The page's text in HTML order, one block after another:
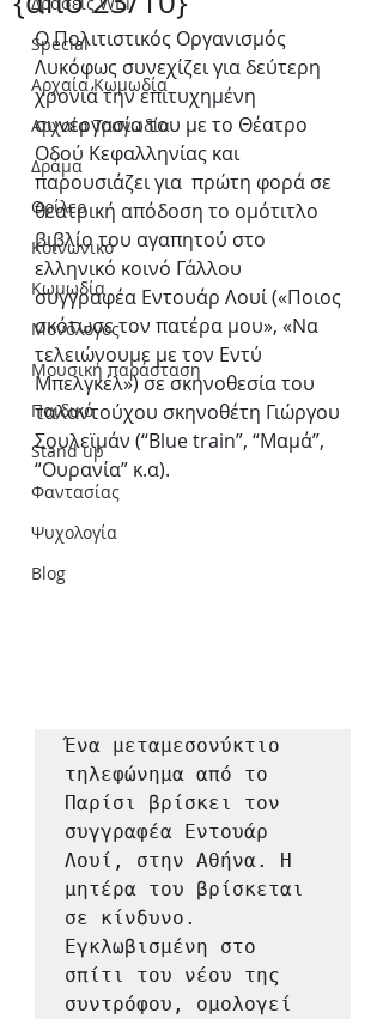
Special
Αρχαία Κωμωδία
Αρχαία Τραγωδία
Δράμα
Θρίλερ
Κοινωνικό
Κωμωδία
Μονόλογος
Μουσική παράσταση
Παιδικό
Stand up
Φαντασίας
Ψυχολογία
Blog
Ο Πολιτιστικός Οργανισμός
Λυκόφως συνεχίζει για δεύτερη
χρονιά την επιτυχημένη
συνεργασία του με το Θέατρο
Οδού Κεφαλληνίας και
παρουσιάζει για  πρώτη φορά σε
θεατρική απόδοση το ομότιτλο
βιβλίο του αγαπητού στο
ελληνικό κοινό Γάλλου
συγγραφέα Εντουάρ Λουί («Ποιος
σκότωσε τον πατέρα μου», «Να
τελειώνουμε με τον Εντύ
Μπελγκέλ») σε σκηνοθεσία του
ταλαντούχου σκηνοθέτη Γιώργου
Σουλεϊμάν (“Βlue train”, “Μαμά”,
“Ουρανία” κ.α).
Ένα μεταμεσονύκτιο
τηλεφώνημα από το
Παρίσι βρίσκει τον
συγγραφέα Εντουάρ
Λουί, στην Αθήνα. Η
μητέρα του βρίσκεται
σε κίνδυνο.
Εγκλωβισμένη στο
σπίτι του νέου της
συντρόφου, ομολογεί